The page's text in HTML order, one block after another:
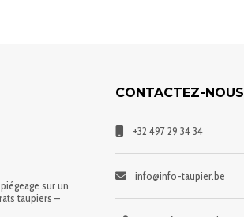
sur un
taupiers –
CONTACTEZ-NOUS
+32 497 29 34 34
info@info-taupier.be